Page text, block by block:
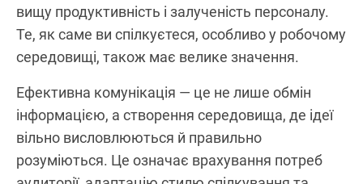
вищу продуктивність і залученість персоналу.
Те, як саме ви спілкуєтеся, особливо у робочому
середовищі, також має велике значення.
Ефективна комунікація — це не лише обмін
інформацією, а створення середовища, де ідеї
вільно висловлюються й правильно
розуміються. Це означає врахування потреб